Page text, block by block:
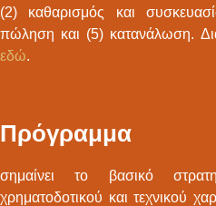
(2) καθαρισμός και
πώληση και (5) κατανάλωση.
εδώ.
Πρόγραμμα
σημαίνει το βασικό
χρηματοδοτικού και τεχνικού